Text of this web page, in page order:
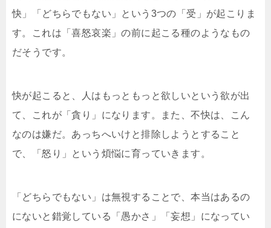
快」「どちらでもない」という3つの「受」が起こりま
す。これは「喜怒哀楽」の前に起こる種のようなもの
だそうです。
快が起こると、人はもっともっと欲しいという欲が出
て、これが「貪り」になります。また、不快は、こん
なのは嫌だ。あっちへいけと排除しようとすること
で、「怒り」という煩悩に育っていきます。
「どちらでもない」は無視することで、本当はあるの
にないと錯覚している「愚かさ」「妄想」になってい